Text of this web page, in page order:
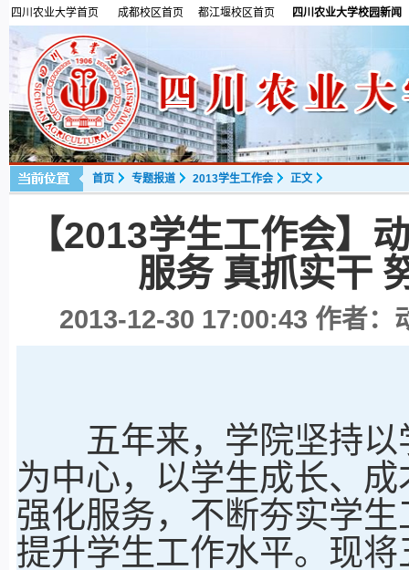
四川农业大学首页 成都校区首页 都江堰校区首页 四川农业大学校园新闻
首页 专题报道 2013学生工作会 正文
【2013学生工作会】
服务 真抓实干
2013-12-30 17:00:43 作者：
五年来，学院坚持以
为中心，以学生成长、
强化服务，不断夯实学
提升学生工作水平。现